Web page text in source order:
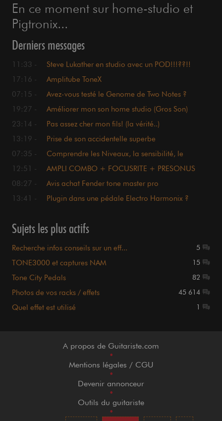
En ce moment sur home-studio et
Pigtronix...
Derniers messages
11:33 -
Steve Lukather en studio avec un POD!!!??!!
17:16 -
Amplitube ToneX
07:15 -
Avez-vous testé le Genome de Two Notes ?
19:27 -
Améliorer mon son home studio (Gros Son)
23:14 -
Pas assez cher mon fils! (la vérité..)
13:19 -
Prise de son accidentelle superbe
07:35 -
Comprendre les Niveaux, la sensibilité, le
12:51 -
AMPLI COMBO + FOCUSRITE + PRESONUS
08:27 -
Avis achat Fender tone master pro
13:41 -
Plugin dans une pédale Electro Harmonix ?
Sujets les plus actifs
Recherche infos conseils sur un eff... 5
TONE3000 et captures NAM 15
Tone City Pedals 82
Photos de vos racks / effets 45 614
Quel effet est utilisé 1
A propos de Guitariste.com
•
Mentions légales / CGU
•
Devenir annonceur
•
Outils du guitariste
•